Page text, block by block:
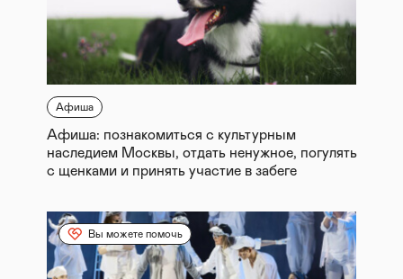
Афиша
Афиша: познакомиться с культурным
наследием Москвы, отдать ненужное, погулять
с щенками и принять участие в забеге
Вы можете помочь